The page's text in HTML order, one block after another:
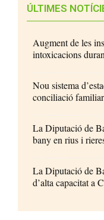
ÚLTIMES
Augment de les
intoxicacions
Nou sistema
conciliació familiar
La Diputació de
bany en rius i
La Diputació de
d’alta capacitat a